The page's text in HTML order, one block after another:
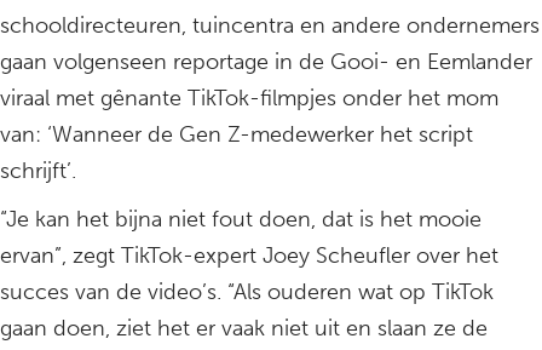
schooldirecteuren, tuincentra en andere ondernemers
gaan volgenseen reportage in de Gooi- en Eemlander
viraal met gênante TikTok-filmpjes onder het mom
van: ‘Wanneer de Gen Z-medewerker het script
schrijft’.
“Je kan het bijna niet fout doen, dat is het mooie
ervan”, zegt TikTok-expert Joey Scheufler over het
succes van de video’s. “Als ouderen wat op TikTok
gaan doen, ziet het er vaak niet uit en slaan ze de